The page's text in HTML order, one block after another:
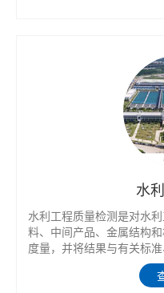
水
水利工程质量检测是对水
料、中间产品、金属结构
度量，并将结果与有关标
否合格